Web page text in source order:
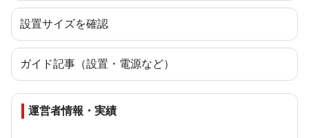
設置サイズを確認
ガイド記事（設置・電源など）
運営者情報・実績